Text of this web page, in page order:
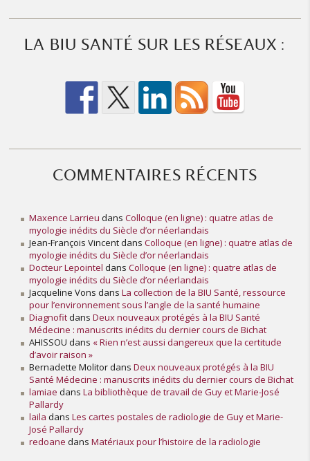
LA BIU SANTÉ SUR LES RÉSEAUX :
COMMENTAIRES RÉCENTS
Maxence Larrieu dansColloque (en ligne) : quatre atlas de
myologie inédits du Siècle d’or néerlandais
Jean-François VincentdansColloque (en ligne) : quatre atlas de
myologie inédits du Siècle d’or néerlandais
Docteur Lepointel dansColloque (en ligne) : quatre atlas de
myologie inédits du Siècle d’or néerlandais
Jacqueline Vons dansLa collection de la BIU Santé, ressource
pour l’environnement sous l’angle de la santé humaine
DiagnofitdansDeux nouveaux protégés à la BIU Santé
Médecine : manuscrits inédits du dernier cours de Bichat
AHISSOU dans « Rien n’est aussi dangereux que la certitude
d’avoir raison »
Bernadette MolitordansDeux nouveaux protégés à la BIU
Santé Médecine : manuscrits inédits du dernier cours de Bichat
lamiae dansLa bibliothèque de travail de Guy et Marie-José
Pallardy
laila dansLes cartes postales de radiologie de Guy et Marie-
José Pallardy
redoane dansMatériaux pour l’histoire de la radiologie